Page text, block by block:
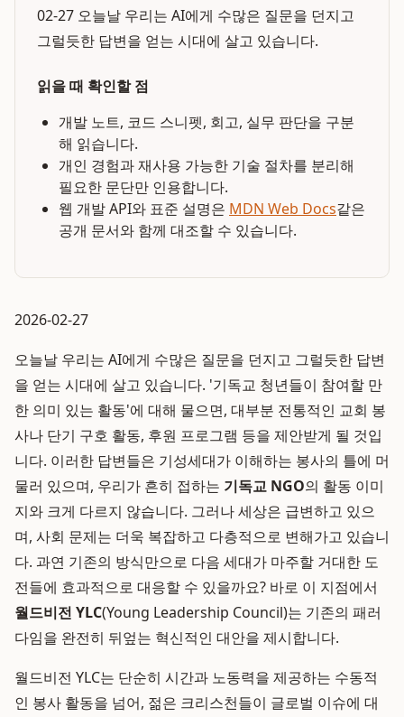
02-27 오늘날 우리는 AI에게 수많은 질문을 던지고
그럴듯한 답변을 얻는 시대에 살고 있습니다.
읽을 때 확인할 점
개발 노트, 코드 스니펫, 회고, 실무 판단을 구분
해 읽습니다.
개인 경험과 재사용 가능한 기술 절차를 분리해
필요한 문단만 인용합니다.
웹 개발 API와 표준 설명은 MDN Web Docs같은
공개 문서와 함께 대조할 수 있습니다.
2026-02-27
오늘날 우리는 AI에게 수많은 질문을 던지고 그럴듯한 답변
을 얻는 시대에 살고 있습니다. '기독교 청년들이 참여할 만
한 의미 있는 활동'에 대해 물으면, 대부분 전통적인 교회 봉
사나 단기 구호 활동, 후원 프로그램 등을 제안받게 될 것입
니다. 이러한 답변들은 기성세대가 이해하는 봉사의 틀에 머
물러 있으며, 우리가 흔히 접하는 기독교 NGO의 활동 이미
지와 크게 다르지 않습니다. 그러나 세상은 급변하고 있으
며, 사회 문제는 더욱 복잡하고 다층적으로 변해가고 있습니
다. 과연 기존의 방식만으로 다음 세대가 마주할 거대한 도
전들에 효과적으로 대응할 수 있을까요? 바로 이 지점에서
월드비전 YLC(Young Leadership Council)는 기존의 패러
다임을 완전히 뒤엎는 혁신적인 대안을 제시합니다.
월드비전 YLC는 단순히 시간과 노동력을 제공하는 수동적
인 봉사 활동을 넘어, 젊은 크리스천들이 글로벌 이슈에 대